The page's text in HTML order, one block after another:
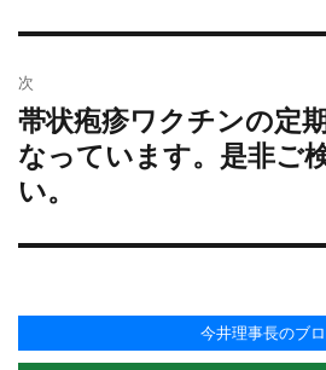
ョ
ン
次
次
の
投
稿:
帯状疱疹ワクチンの定
なっています。是非ご
い。
今井理事長のブ